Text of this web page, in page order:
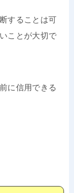
することは可
ことが大切で
に信用できる